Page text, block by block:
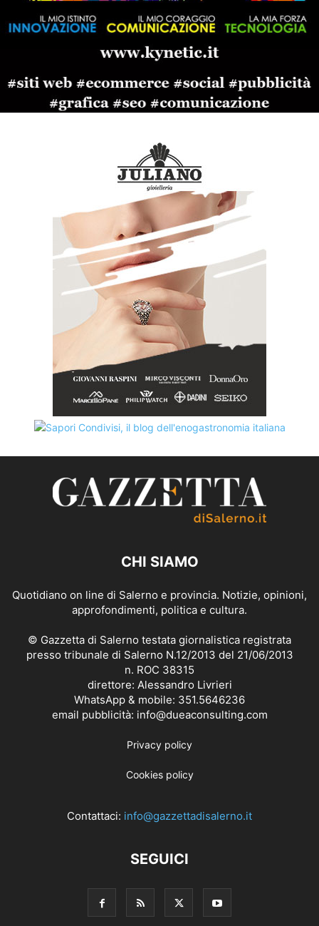
CHI SIAMO
Quotidiano on line di Salerno e provincia. Notizie, opinioni,
approfondimenti, politica e cultura.
© Gazzetta di Salerno testata giornalistica registrata
presso tribunale di Salerno N.12/2013 del 21/06/2013
n. ROC 38315
direttore: Alessandro Livrieri
WhatsApp & mobile: 351.5646236
email pubblicità: info@dueaconsulting.com
Privacy policy
Cookies policy
Contattaci: info@gazzettadisalerno.it
SEGUICI